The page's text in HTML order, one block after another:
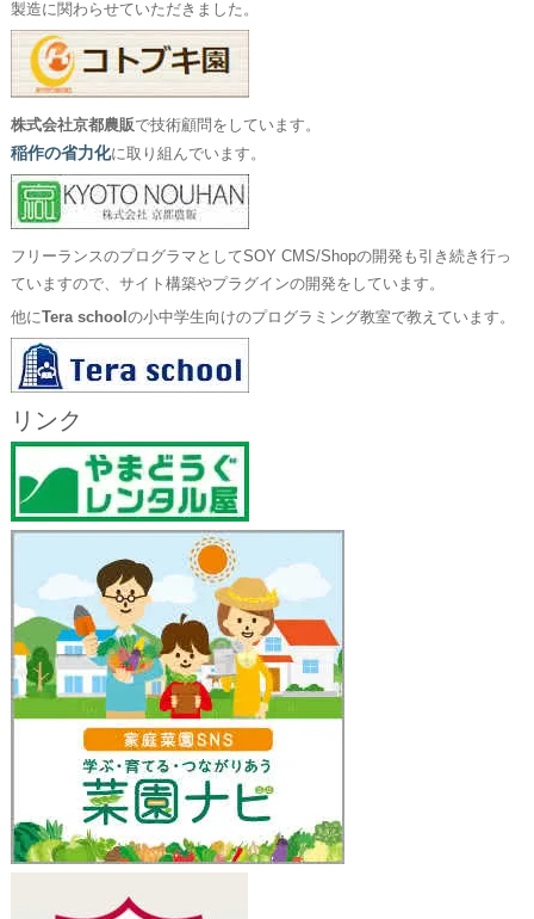
製造に関わらせていただきました。
株式会社京都農販で技術顧問をしています。
稲作の省力化に取り組んでいます。
フリーランスのプログラマとしてSOY CMS/Shopの開発も引き続き行っ
ていますので、サイト構築やプラグインの開発をしています。
他にTera school の小中学生向けのプログラミング教室で教えています。
リンク